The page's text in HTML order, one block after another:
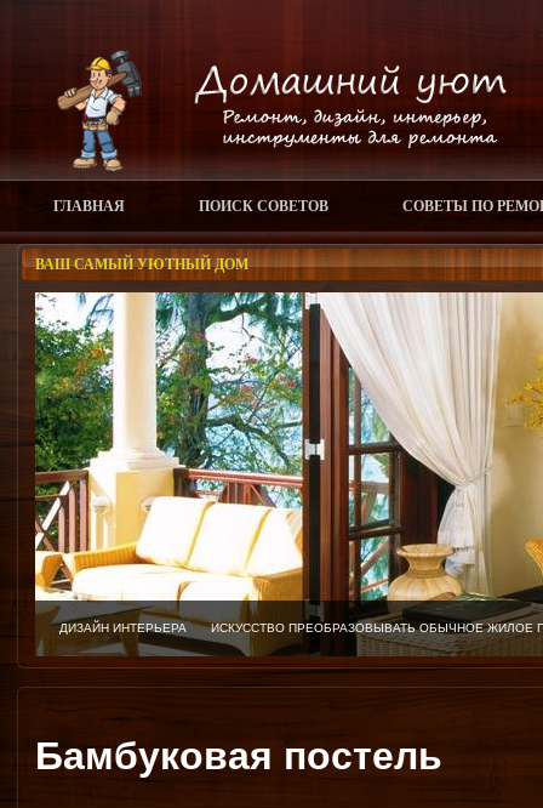
ГЛАВНАЯ ПОИСК СОВЕТОВ СОВЕТЫ ПО
ВАШ САМЫЙ УЮТНЫЙ ДОМ
ДИЗАЙН ИНТЕРЬЕРА ИСКУССТВО ПРЕОБРАЗОВЫВАТЬ ОБЫЧНОЕ
Бамбуковая постель